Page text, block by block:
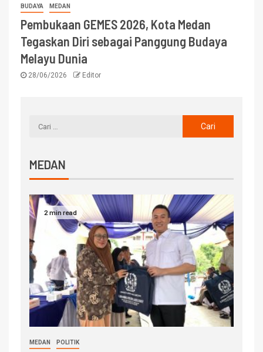
BUDAYA MEDAN
Pembukaan GEMES 2026, Kota Medan
Tegaskan Diri sebagai Panggung Budaya
Melayu Dunia
28/06/2026 Editor
MEDAN
2 min read
MEDAN POLITIK